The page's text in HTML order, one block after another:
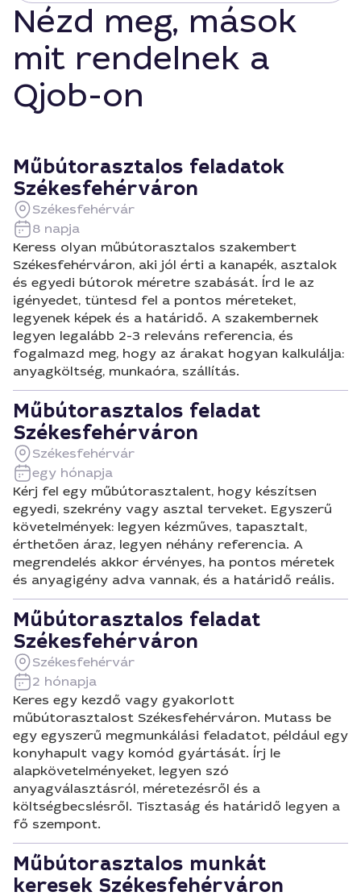
Nézd meg, mások
mit rendelnek a
Qjob-on
Műbútorasztalos feladatok
Székesfehérváron
Székesfehérvár
8 napja
Keress olyan műbútorasztalos szakembert
Székesfehérváron, aki jól érti a kanapék, asztalok
és egyedi bútorok méretre szabását. Írd le az
igényedet, tüntesd fel a pontos méreteket,
legyenek képek és a határidő. A szakembernek
legyen legalább 2-3 releváns referencia, és
fogalmazd meg, hogy az árakat hogyan kalkulálja:
anyagköltség, munkaóra, szállítás.
Műbútorasztalos feladat
Székesfehérváron
Székesfehérvár
egy hónapja
Kérj fel egy műbútorasztalent, hogy készítsen
egyedi, szekrény vagy asztal terveket. Egyszerű
követelmények: legyen kézműves, tapasztalt,
érthetően áraz, legyen néhány referencia. A
megrendelés akkor érvényes, ha pontos méretek
és anyagigény adva vannak, és a határidő reális.
Műbútorasztalos feladat
Székesfehérváron
Székesfehérvár
2 hónapja
Keres egy kezdő vagy gyakorlott
műbútorasztalost Székesfehérváron. Mutass be
egy egyszerű megmunkálási feladatot, például egy
konyhapult vagy komód gyártását. Írj le
alapkövetelményeket, legyen szó
anyagválasztásról, méretezésről és a
költségbecslésről. Tisztaság és határidő legyen a
fő szempont.
Műbútorasztalos munkát
keresek Székesfehérváron